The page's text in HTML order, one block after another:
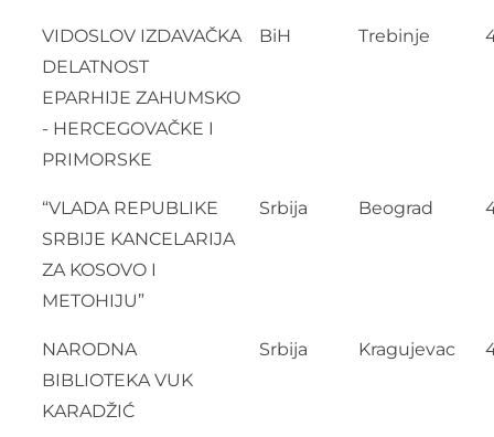
VIDOSLOV IZDAVAČKA
DELATNOST
EPARHIJE ZAHUMSKO
- HERCEGOVAČKE I
PRIMORSKE
BiH Trebinje
“VLADA REPUBLIKE
SRBIJE KANCELARIJA
ZA KOSOVO I
METOHIJU”
Srbija Beograd
NARODNA
BIBLIOTEKA VUK
KARADŽIĆ
Srbija Kragujevac